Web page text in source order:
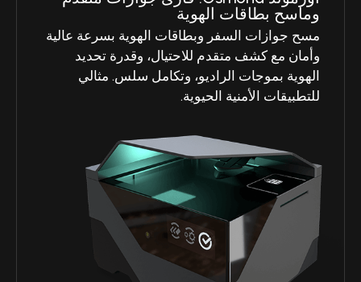
وماسح بطاقات الهوية
مسح جوازات السفر وبطاقات الهوية بسرعة عالية
وأمان مع كشف متقدم للاحتيال، وقدرة تحديد
الهوية بموجات الراديو، وتكامل سلس. مثالي
للتطبيقات الأمنية الحيوية.